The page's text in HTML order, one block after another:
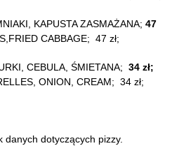
KAPUSTA ZASMAŻANA; 47
CABBAGE; 47 zł;
CEBULA, ŚMIETANA; 34 zł;
ONION, CREAM; 34 zł;
danych dotyczących pizzy.